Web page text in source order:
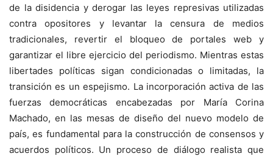
de la disidencia y derogar las leyes represivas utilizadas
contra opositores y levantar la censura de medios
tradicionales, revertir el bloqueo de portales web y
garantizar el libre ejercicio del periodismo. Mientras estas
libertades políticas sigan condicionadas o limitadas, la
transición es un espejismo. La incorporación activa de las
fuerzas democráticas encabezadas por María Corina
Machado, en las mesas de diseño del nuevo modelo de
país, es fundamental para la construcción de consensos y
acuerdos políticos. Un proceso de diálogo realista que